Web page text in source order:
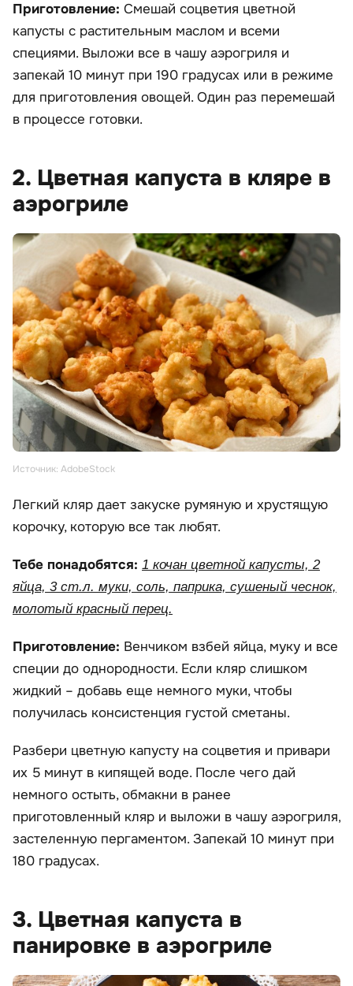
Приготовление: Смешай соцветия цветной
капусты с растительным маслом и всеми
специями. Выложи все в чашу аэрогриля и
запекай 10 минут при 190 градусах или в режиме
для приготовления овощей. Один раз перемешай
в процессе готовки.
2. Цветная капуста в кляре в
аэрогриле
Источник: AdobeStock
Легкий кляр дает закуске румяную и хрустящую
корочку, которую все так любят.
Тебе понадобятся: 1 кочан цветной капусты, 2
яйца, 3 ст.л. муки, соль, паприка, сушеный чеснок,
молотый красный перец.
Приготовление: Венчиком взбей яйца, муку и все
специи до однородности. Если кляр слишком
жидкий – добавь еще немного муки, чтобы
получилась консистенция густой сметаны.
Разбери цветную капусту на соцветия и привари
их 5 минут в кипящей воде. После чего дай
немного остыть, обмакни в ранее
приготовленный кляр и выложи в чашу аэрогриля,
застеленную пергаментом. Запекай 10 минут при
180 градусах.
3. Цветная капуста в
панировке в аэрогриле